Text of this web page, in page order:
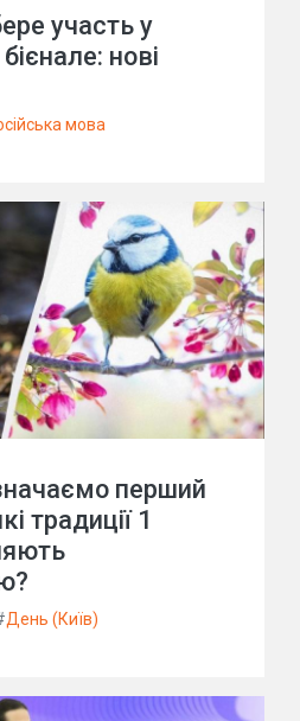
участь у
нові
мова
перший
традиції 1
День (Київ)